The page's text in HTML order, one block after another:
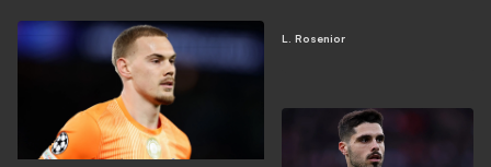
L. Rosenior